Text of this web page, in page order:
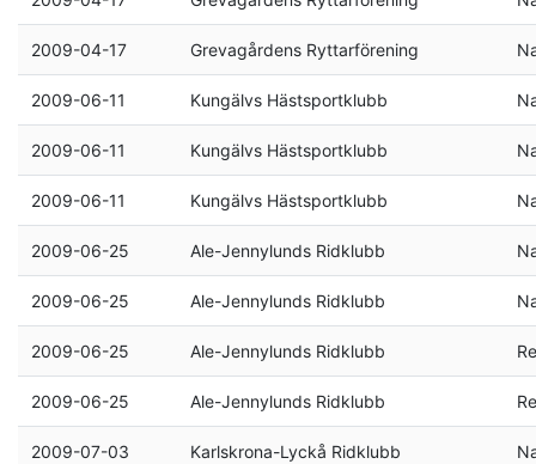
2009-04-17 Grevagårdens Ryttarförening
2009-06-11 Kungälvs Hästsportklubb
2009-06-11 Kungälvs Hästsportklubb
2009-06-11 Kungälvs Hästsportklubb
2009-06-25 Ale-Jennylunds Ridklubb
2009-06-25 Ale-Jennylunds Ridklubb
2009-06-25 Ale-Jennylunds Ridklubb
2009-06-25 Ale-Jennylunds Ridklubb
2009-07-03 Karlskrona-Lyckå Ridklubb